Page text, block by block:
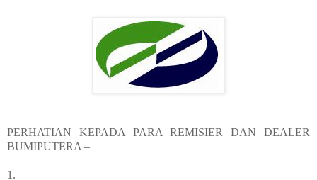
PERHATIAN KEPADA PARA REMISIER DAN DEALER
BUMIPUTERA –
1.